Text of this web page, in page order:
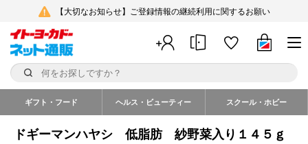
【大切なお知らせ】ご登録情報の継続利用に関するお願い
ギフト・フード ヘルス・ビューティー スクール・ホビー
ドギーマンハヤシ 低脂肪 紗野菜入り１４５ｇ